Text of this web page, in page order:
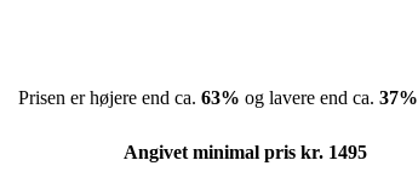
Prisen er højere end ca. 63% og lavere end ca. 37%
Angivet minimal pris kr. 1495